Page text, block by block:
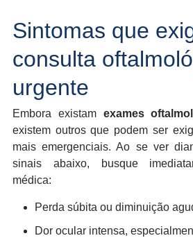
Sintomas que
consulta
urgente
Embora existam exames
existem outros que podem ser
mais emergenciais. Ao se ver
sinais abaixo, busque
médica:
Perda súbita ou diminuição
Dor ocular intensa,